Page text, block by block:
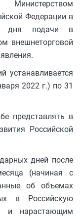
Федерации в
дня подачи в
внешнеторговой
устанавливается
2022 г.) по 31
представлять в
Российской
дней после
(начиная с
об объемах
в Российскую
и нарастающим